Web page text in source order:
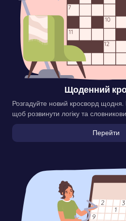
Щоденний
Розгадуйте новий кросворд щодня.
щоб розвинути логіку та
Перейти